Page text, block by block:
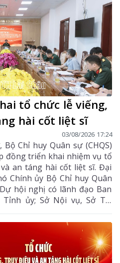
tổ chức lễ viếng,
hài cốt liệt sĩ
03/08/2026 17:24
Chỉ huy Quân sự (CHQS)
đồng triển khai nhiệm vụ tổ
an táng hài cốt liệt sĩ. Đại
Chính ủy Bộ Chỉ huy Quân
hội nghị có lãnh đạo Ban
ủy; Sở Nội vụ, Sở Tài
Thường trực Đảng ủy, lãnh
cơ quan, đơn vị liên quan.